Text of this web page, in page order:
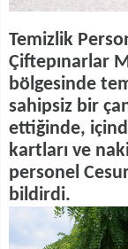
Temizlik
Çiftepınarlar
bölgesinde
sahipsiz bir
ettiğinde,
kartları ve
personel
bildirdi.